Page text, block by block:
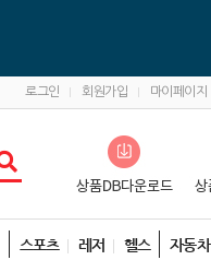
로그인 회원가입 마이페이지
스포츠 레저 헬스 자동차